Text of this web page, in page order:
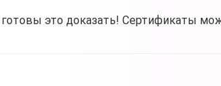
это доказать! Сертификаты